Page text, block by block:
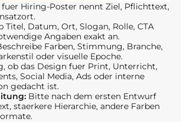
Hiring-Poster nennt Ziel, Pflichttext,
Titel, Datum, Ort, Slogan, Rolle, CTA
Angaben exakt an.
Farben, Stimmung, Branche,
oder visuelle Epoche.
ob das Design fuer Print, Unterricht,
Social Media, Ads oder interne
gedacht ist.
Bitte nach dem ersten Entwurf
staerkere Hierarchie, andere Farben